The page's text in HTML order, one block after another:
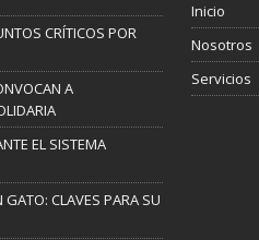
CRÍTICOS POR
A
EL SISTEMA
CLAVES PARA SU
Inicio
Nosotros
Servicios